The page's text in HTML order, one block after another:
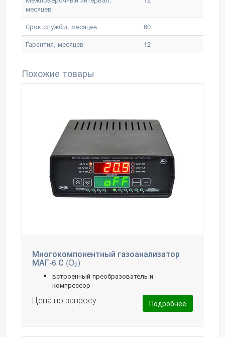
месяцев
Срок службы, месяцев
60
Гарантия, месяцев
12
Похожие товары
Многокомпонентный газоанализатор
МАГ-6 С (O2)
встроенный преобразователь и
компрессор
Цена по запросу Подробнее